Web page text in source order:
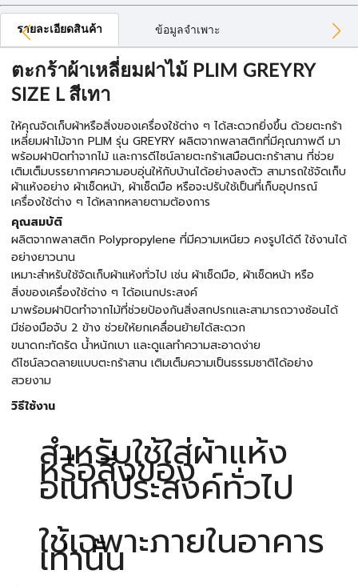
รายละเอียดสินค้า ข้อมูลจำเพาะ
ตะกร้าผ้าเหลี่ยมฝาไม้ PLIM GREYRY
SIZE L สีเทา
ให้คุณจัดเก็บผ้าหรือสิ่งของเครื่องใช้ต่าง ๆ ได้สะดวกยิ่งขึ้น ด้วยตะกร้า
เหลี่ยมฝาไม้จาก PLIM รุ่น GREYRY ผลิตจากพลาสติกที่มีคุณภาพดี มา
พร้อมฝาปิดทำจากไม้ และการดีไซน์ลายตะกร้าเสมือนตะกร้าสาน ที่ช่วย
เติมเต็มบรรยากาศความอบอุ่นให้กับบ้านได้อย่างลงตัว สามารถใช้จัดเก็บ
ผ้าแห้งอย่าง ผ้าเช็ดหน้า, ผ้าเช็ดมือ หรือจะปรับใช้เป็นที่เก็บอุปกรณ์
เครื่องใช้ต่าง ๆ ได้หลากหลายตามต้องการ
คุณสมบัติ
ผลิตจากพลาสติก Polypropylene ที่มีความเหนียว คงรูปได้ดี ใช้งานได้
อย่างยาวนาน
เหมาะสำหรับใช้จัดเก็บผ้าแห้งทั่วไป เช่น ผ้าเช็ดมือ, ผ้าเช็ดหน้า หรือ
สิ่งของเครื่องใช้ต่าง ๆ ได้อเนกประสงค์
มาพร้อมฝาปิดทำจากไม้ที่ช่วยป้องกันสิ่งสกปรกและสามารถวางซ้อนได้
มีช่องมือจับ 2 ข้าง ช่วยให้ยกเคลื่อนย้ายได้สะดวก
ขนาดกะทัดรัด น้ำหนักเบา และดูแลทำความสะอาดง่าย
ดีไซน์ลวดลายแบบตะกร้าสาน เติมเต็มความเป็นธรรมชาติได้อย่าง
สวยงาม
วิธีใช้งาน
สำหรับใช้ใส่ผ้าแห้ง
หรือสิ่งของ
อเนกประสงค์ทั่วไป
ใช้เฉพาะภายในอาคาร
เท่านั้น